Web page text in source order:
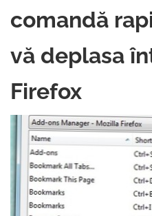
comandă
vă deplasa
Firefox